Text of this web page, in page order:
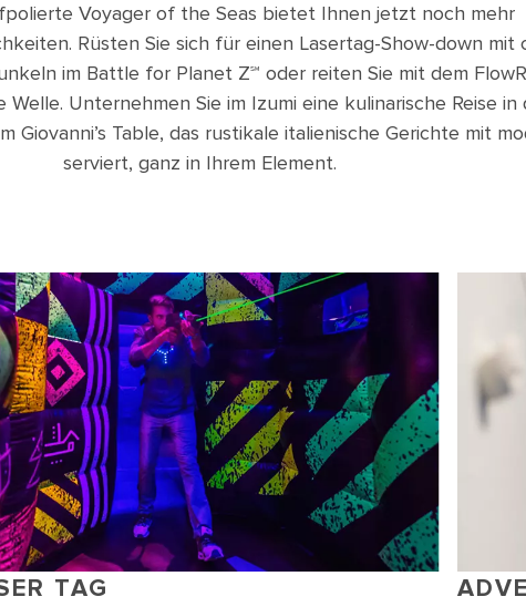
Voyager of the Seas bietet Ihnen jetzt noch mehr
Rüsten Sie sich für einen Lasertag-Show-down mit
im Battle for Planet Z℠ oder reiten Sie mit dem
Unternehmen Sie im Izumi eine kulinarische Reise in
Giovanni’s Table, das rustikale italienische Gerichte mit
serviert, ganz in Ihrem Element.
TAG